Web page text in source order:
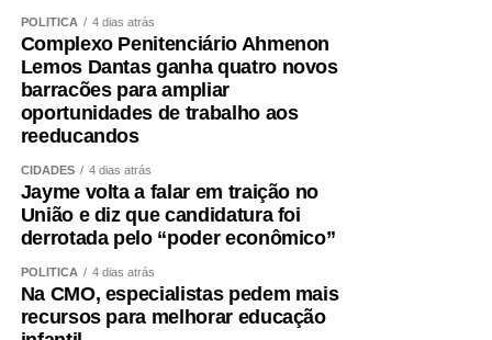
sedentarismo, diabetes, hipertensão, alterações do sono,
tabagismo e obesidade visceral.
Envelhecer bem ,exige
preservar força
A obesidade sarcopênica mostra por que o cuidado não
pode ser fragmentado. Peso, metabolismo, coração,
músculo e cérebro fazem parte do mesmo sistema.
Entendemos que o acompanhamento precisa ir além da
POLÍTICA 4 dias atrás
Complexo Penitenciário Ahmenon
Lemos Dantas ganha quatro novos
barracões para ampliar
oportunidades de trabalho aos
reeducandos
CIDADES 4 dias atrás
Jayme volta a falar em traição no
União e diz que candidatura foi
derrotada pelo “poder econômico”
POLÍTICA 4 dias atrás
Na CMO, especialistas pedem mais
recursos para melhorar educação